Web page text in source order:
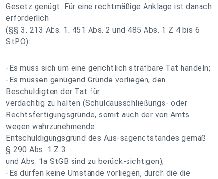
Gesetz genügt. Für eine rechtmäßige Anklage ist danach
erforderlich
(§§ 3, 213 Abs. 1, 451 Abs. 2 und 485 Abs. 1 Z 4 bis 6
StPO):
-Es muss sich um eine gerichtlich strafbare Tat handeln;
-Es müssen genügend Gründe vorliegen, den
Beschuldigten der Tat für
verdächtig zu halten (Schuldausschließungs- oder
Rechtsfertigungsgründe, somit auch der von Amts
wegen wahrzunehmende
Entschuldigungsgrund des Aus-sagenotstandes gemäß
§ 290 Abs. 1 Z 3
und Abs. 1a StGB sind zu berück-sichtigen);
-Es dürfen keine Umstände vorliegen, durch die die